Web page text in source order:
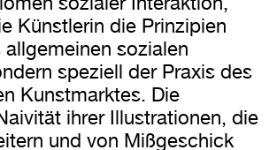
Künstlerin die Prinzipien
sozialen
speziell der Praxis des
Kunstmarktes. Die
ihrer Illustrationen, die
und von Mißgeschick